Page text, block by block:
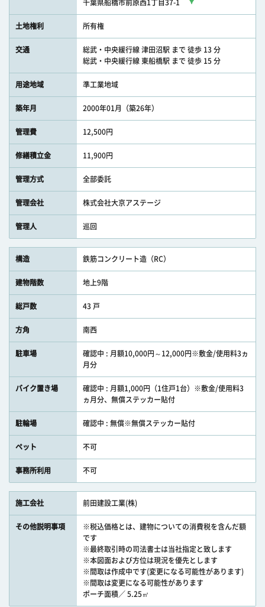
千葉県船橋市前原西1丁目37-1
土地権利 所有権
交通
総武・中央緩行線 津田沼駅 まで 徒歩 13 分
総武・中央緩行線 東船橋駅 まで 徒歩 15 分
用途地域 準工業地域
築年月 2000年01月（築26年）
管理費 12,500円
修繕積立金 11,900円
管理方式 全部委託
管理会社 株式会社大京アステージ
管理人 巡回
構造 鉄筋コンクリート造（RC）
建物階数 地上9階
総戸数 43 戸
方角 南西
駐車場
確認中 : 月額10,000円～12,000円※敷金/使用料3ヵ
月分
バイク置き場
確認中 : 月額1,000円（1住戸1台）※敷金/使用料3
ヵ月分、無償ステッカー貼付
駐輪場 確認中 : 無償※無償ステッカー貼付
ペット 不可
事務所利用 不可
施工会社 前田建設工業(株)
その他説明事項
※税込価格とは、建物についての消費税を含んだ額
です
※最終取引時の司法書士は当社指定と致します
※本図面および方位は現況を優先とします
※間取は作成中です(変更になる可能性があります)
※間取は変更になる可能性があります
ポーチ面積／ 5.25㎡